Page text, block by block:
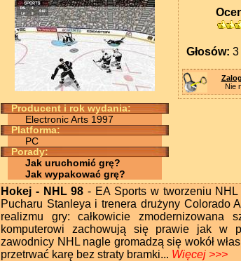
Producent i rok wydania:
Electronic Arts 1997
Platforma:
PC
Porady:
Jak uruchomić grę?
Jak wypakować grę?
Głosów: 3
Nie
Hokej - NHL 98 - EA Sports w tworzeniu NHL
Pucharu Stanleya i trenera drużyny Colorado
realizmu gry: całkowicie zmodernizowana
komputerowi zachowują się prawie jak w
zawodnicy NHL nagle gromadzą się wokół
przetrwać karę bez straty bramki... Więcej >>>